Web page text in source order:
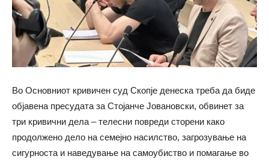
Во Основниот кривичен суд Скопје денеска треба да биде
објавена пресудата за Стојанче Јовановски, обвинет за
три кривични дела – телесни повреди сторени како
продолжено дело на семејно насилство, загрозување на
сигурноста и наведување на самоубиство и помагање во